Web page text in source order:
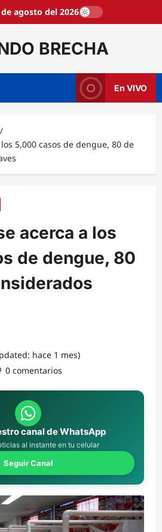
agosto del 2026
BRECHA
En VIVO
5,000 casos de dengue, 80 de
acerca a los
de dengue, 80
hace 1 mes)
0 comentarios
canal de WhatsApp
al instante en tu celular
Seguir Canal